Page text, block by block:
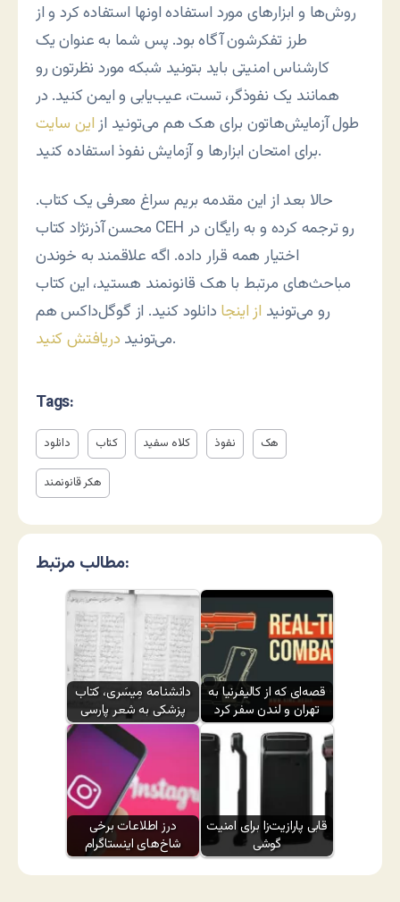
روش‌ها و ابزارهای مورد استفاده اونها استفاده کرد و از
طرز تفکرشون آگاه بود. پس شما به عنوان یک
کارشناس امنیتی باید بتونید شبکه مورد نظرتون رو
همانند یک نفوذگر، تست، عیب‌یابی و ایمن کنید. در
طول آزمایش‌هاتون برای هک هم می‌تونید از این سایت
برای امتحان ابزارها و آزمایش نفوذ استفاده کنید.
حالا بعد از این مقدمه بریم سراغ معرفی یک کتاب.
محسن آذرنژاد کتاب CEH رو ترجمه کرده و به رایگان در
اختیار همه قرار داده. اگه علاقمند به خوندن
مباحث‌های مرتبط با هک قانونمند هستید، این کتاب
رو می‌تونید از اینجا دانلود کنید. از گوگل‌داکس هم
می‌تونید دریافتش کنید .
Tags:
دانلود کتاب کلاه سفید نفوذ هک
هکر قانونمند
مطالب مرتبط:
دانشنامه مِیسَری، کتاب
پزشکی به شعر پارسی
قصه‌ای که از کالیفرنیا به
تهران و لندن سفر کرد
درز اطلاعات برخی
شاخ‌های اینستاگرام
قابی پارازیت‌زا برای امنیت
گوشی